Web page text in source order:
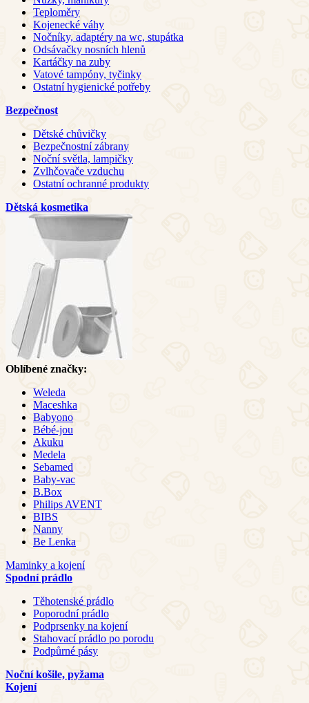
Teploměry
Kojenecké váhy
Nočníky, adaptéry na wc, stupátka
Odsávačky nosních hlenů
Kartáčky na zuby
Vatové tampóny, tyčinky
Ostatní hygienické potřeby
Bezpečnost
Dětské chůvičky
Bezpečnostní zábrany
Noční světla, lampičky
Zvlhčovače vzduchu
Ostatní ochranné produkty
Dětská kosmetika
Oblíbené značky:
Weleda
Maceshka
Babyono
Bébé-jou
Akuku
Medela
Sebamed
Baby-vac
B.Box
Philips AVENT
BIBS
Nanny
Be Lenka
Maminky a kojení
Spodní prádlo
Těhotenské prádlo
Poporodní prádlo
Podprsenky na kojení
Stahovací prádlo po porodu
Podpůrné pásy
Noční košile, pyžama
Kojení